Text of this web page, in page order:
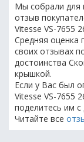
Мы собрали для
отзыв
Vitesse VS-7655
Средняя оценка
своих отзывах
достоинства
крышкой.
Если у Вас был
Vitesse VS-7655
поделитесь им с
Читайте все